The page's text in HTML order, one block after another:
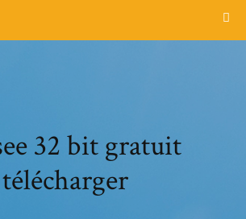
32 bit gratuit
télécharger